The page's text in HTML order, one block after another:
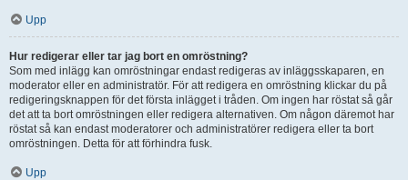
Upp
Hur redigerar eller tar jag bort en omröstning?
Som med inlägg kan omröstningar endast redigeras av inläggsskaparen, en
moderator eller en administratör. För att redigera en omröstning klickar du på
redigeringsknappen för det första inlägget i tråden. Om ingen har röstat så går
det att ta bort omröstningen eller redigera alternativen. Om någon däremot har
röstat så kan endast moderatorer och administratörer redigera eller ta bort
omröstningen. Detta för att förhindra fusk.
Upp